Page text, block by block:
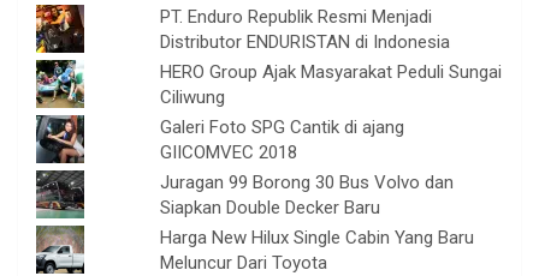
PT. Enduro Republik Resmi Menjadi
Distributor ENDURISTAN di Indonesia
HERO Group Ajak Masyarakat Peduli Sungai
Ciliwung
Galeri Foto SPG Cantik di ajang
GIICOMVEC 2018
Juragan 99 Borong 30 Bus Volvo dan
Siapkan Double Decker Baru
Harga New Hilux Single Cabin Yang Baru
Meluncur Dari Toyota